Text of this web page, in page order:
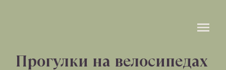
Прогулки на велосипедах